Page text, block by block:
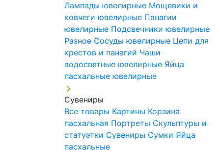
Лампады ювелирные Мощевики и
ковчеги ювелирные Панагии
ювелирные Подсвечники ювелирные
Разное Сосуды ювелирные Цепи для
крестов и панагий Чаши
водосвятные ювелирные Яйца
пасхальные ювелирные
Сувениры
Все товары Картины Корзина
пасхальная Портреты Скульптуры и
статуэтки Сувениры Сумки Яйца
пасхальные